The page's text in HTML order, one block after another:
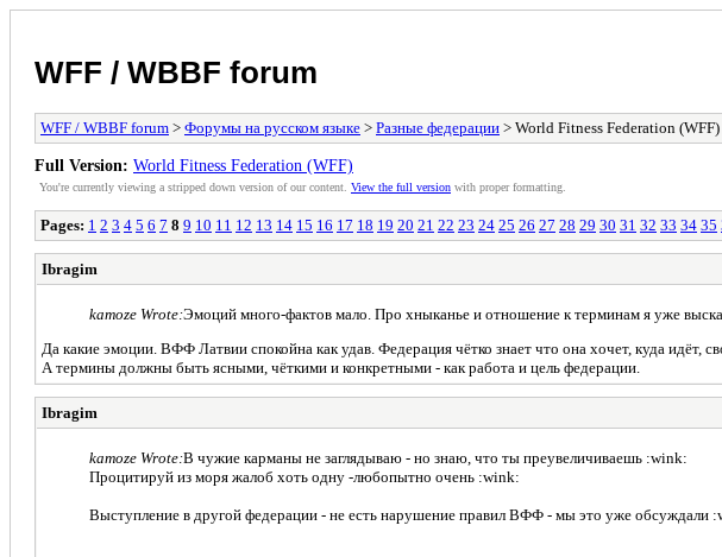
WFF / WBBF forum
WFF / WBBF forum > Форумы на русском языке > Разные федерации > World Fitness Federation (WFF)
Full Version: World Fitness Federation (WFF)
You're currently viewing a stripped down version of our content. View the full version with proper formatting.
Pages: 1 2 3 4 5 6 7 8 9 10 11 12 13 14 15 16 17 18 19 20 21 22 23 24 25 26 27 28 29 30 31 32 33 34 35
Ibragim
kamoze Wrote:Эмоций много-фактов мало. Про хныканье и отношение к терминам я уже
Да какие эмоции. ВФФ Латвии спокойна как удав. Федерация чётко знает что она хочет, куда идёт,
А термины должны быть ясными, чёткими и конкретными - как работа и цель федерации.
Ibragim
kamoze Wrote:В чужие карманы не заглядываю - но знаю, что ты преувеличиваешь :wink:
Процитируй из моря жалоб хоть одну -любопытно очень :wink:
Выступление в другой федерации - не есть нарушение правил ВФФ - мы это уже обсуждали